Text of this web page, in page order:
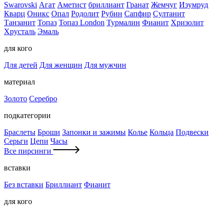
Swarovski Агат Аметист бриллиант Гранат Жемчуг Изумруд
Кварц Оникс Опал Родолит Рубин Сапфир Султанит
Танзанит Топаз Топаз London Турмалин Фианит Хризолит
Хрусталь Эмаль
для кого
Для детей Для женщин Для мужчин
материал
Золото Серебро
подкатегории
Браслеты Броши Запонки и зажимы Колье Кольца Подвески
Серьги Цепи Часы
Все пирсинги
вставки
Без вставки Бриллиант Фианит
для кого